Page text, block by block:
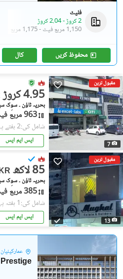
فلیٹ
2 کروڑ
-2.04 کروڑ
1,150 مربع فیٹ
-1,175 مربع فیٹ
محفوظ کریں کال
مقبول ترین
7
4.95 کروڑ
بحریہ ٹاؤن ۔ سوِک
963 مربع فیٹ
شامل کی:2 ہفتے پہل
ایس ایم ایس
مقبول ترین
13
85 لاکھ
بحریہ ٹاؤن ۔ سوِک
385 مربع فیٹ
شامل کی:1 ہفتہ پہل
ایس ایم ایس